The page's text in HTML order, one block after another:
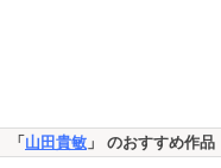
「山田貴敏 」 のおすすめ作品